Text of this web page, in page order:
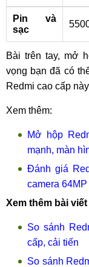
Pin và
sạc
Bài trên tay, mở
vọng bạn đã có
Redmi cao cấp
Xem thêm:
Mở hộp
mạnh, màn
Đánh giá
camera 64MP
Xem thêm bài viết
So sánh
cấp, cải tiến
So sánh